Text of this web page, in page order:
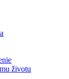
životu